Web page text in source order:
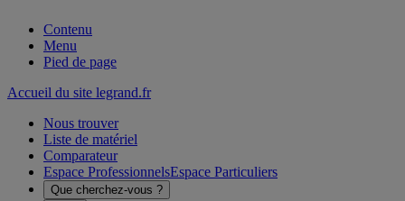
Contenu
Menu
Pied de page
Accueil du site legrand.fr
Nous trouver
Liste de matériel
Comparateur
Espace ProfessionnelsEspace Particuliers
Que cherchez-vous ?